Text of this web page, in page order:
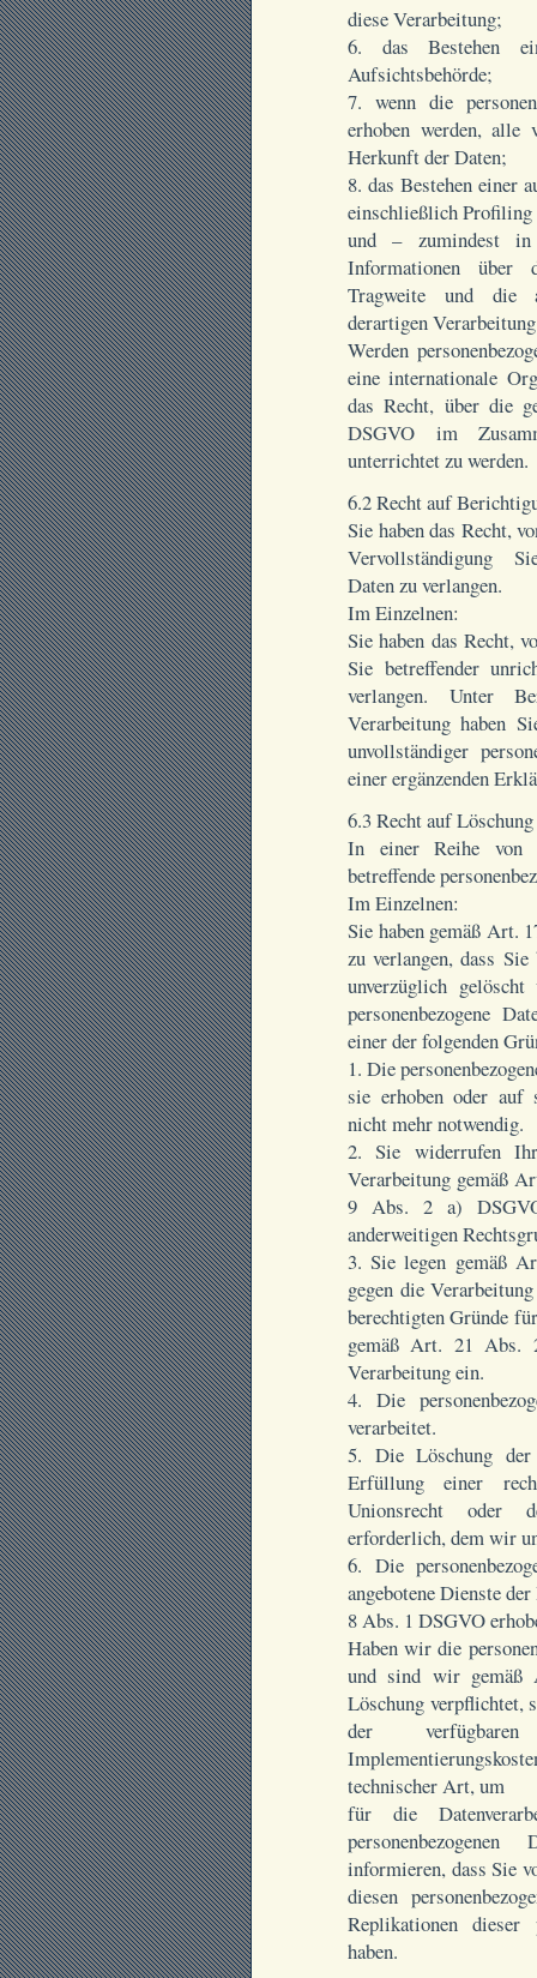
diese Verarbeitung;
6. das Bestehen
Aufsichtsbehörde;
7. wenn die
erhoben werden, alle
Herkunft der Daten;
8. das Bestehen einer
einschließlich Profiling
und – zumindest in
Informationen
Tragweite und die
derartigen
Werden
eine internationale
das Recht, über die
DSGVO im
unterrichtet zu werden.
6.2 Recht auf
Sie haben das Recht,
Vervollständigung
Daten zu verlangen.
Im Einzelnen:
Sie haben das Recht,
Sie betreffender
verlangen. Unter
Verarbeitung haben
unvollständiger
einer ergänzenden
6.3 Recht auf
In einer Reihe von
betreffende
Im Einzelnen:
Sie haben gemäß Art.
zu verlangen, dass Sie
unverzüglich
personenbezogene
einer der folgenden
1. Die
sie erhoben oder auf
nicht mehr notwendig.
2. Sie widerrufen
Verarbeitung gemäß
9 Abs. 2 a)
anderweitigen
3. Sie legen gemäß
gegen die
berechtigten Gründe
gemäß Art. 21 Abs.
Verarbeitung ein.
4. Die
verarbeitet.
5. Die Löschung der
Erfüllung einer
Unionsrecht oder
erforderlich, dem wir
6. Die
angebotene Dienste
8 Abs. 1 DSGVO
Haben wir die
und sind wir gemäß
Löschung verpflichtet,
der
technischer Art, um
für die
informieren, dass Sie
diesen
Replikationen dieser
haben.